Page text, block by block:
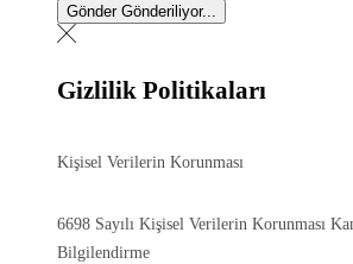
Gönder Gönderiliyor...
Gizlilik Politikaları
Kişisel Verilerin Korunması
6698 Sayılı Kişisel Verilerin Korunması
Bilgilendirme